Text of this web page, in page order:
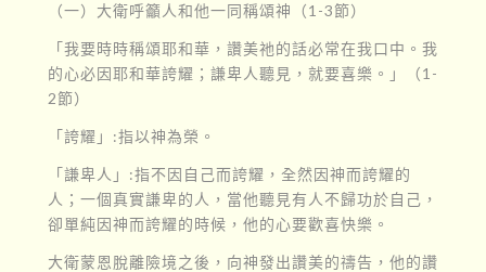
（一）大衛呼籲人和他一同稱頌神（1-3節）
「我要時時稱頌耶和華，讚美祂的話必常在我口中。我
的心必因耶和華誇耀；謙卑人聽見，就要喜樂。」（1-
2節）
「誇耀」:指以神為榮。
「謙卑人」:指不因自己而誇耀，全然因神而誇耀的
人；一個真實謙卑的人，當他聽見有人不歸功於自己，
卻單純因神而誇耀的時候，他的心要歡喜快樂。
大衛蒙恩脫離險境之後，向神發出讚美的禱告，他的讚